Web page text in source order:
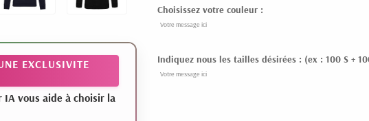
EXCLUSIVITE
IA vous aide à choisir la
Choisissez votre couleur :
Indiquez nous les tailles désirées : (ex : 100 S +